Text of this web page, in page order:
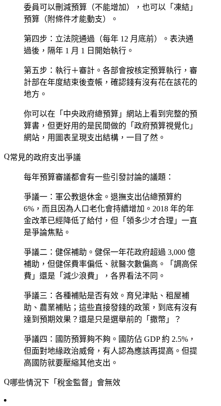
委員可以刪減預算（不能增加），也可以「凍結」
預算（附條件才能動支）。
第四步：立法院通過 （每年 12 月底前）。表決通
過後，隔年 1 月 1 日開始執行。
第五步：執行＋審計 。各部會按核定預算執行，審
計部在年度結束後查帳，確認錢有沒有花在該花的
地方。
你可以在「中央政府總預算」網站上看到完整的預
算書，但更好用的是民間做的「政府預算視覺化」
網站，用圖表呈現支出結構，一目了然。
常見的政府支出爭議
每年預算審議都會有一些引發討論的議題：
爭議一：軍公教退休金 。退撫支出佔總預算約
6%，而且因為人口老化會持續增加。2018 年的年
金改革已經降低了給付，但「領多少才合理」一直
是爭論焦點。
爭議二：健保補助 。健保一年花政府超過 3,000 億
補助，但健保費率偏低、就醫次數偏高。「調高保
費」還是「減少浪費」，各界看法不同。
爭議三：各種補貼是否有效 。育兒津貼、租屋補
助、農業補貼；這些直接發錢的政策，到底有沒有
達到預期效果？還是只是選舉前的「撒幣」？
爭議四：國防預算夠不夠 。國防佔 GDP 約 2.5%，
但面對地緣政治威脅，有人認為應該再提高。但提
高國防就要壓縮其他支出。
哪些情況下「稅金監督」會無效